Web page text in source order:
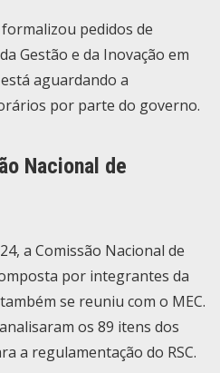
formalizou pedidos de
Gestão e da Inovação em
aguardando a
por parte do governo.
Nacional de
a Comissão Nacional de
por integrantes da
também se reuniu com o MEC.
os 89 itens dos
a regulamentação do RSC.